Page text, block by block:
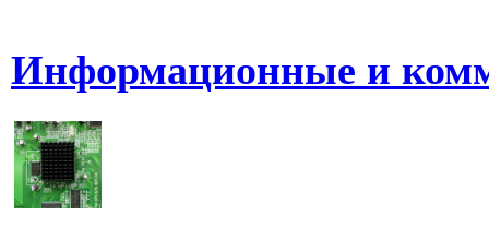
Информационные и